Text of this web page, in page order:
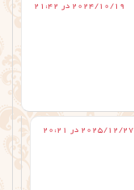
2024/10/19 در 21:42
2025/12/27 در 20:21